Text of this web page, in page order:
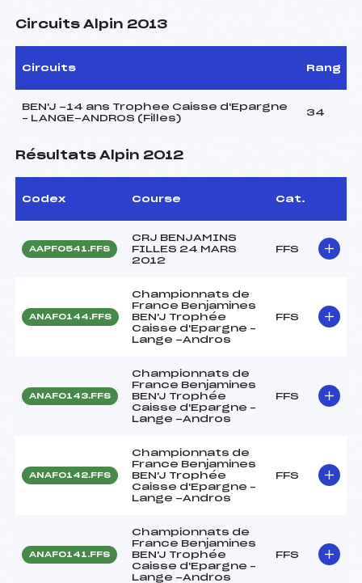
Circuits Alpin 2013
Circuits Rang
BEN'J -14 ans Trophee Caisse d'Epargne
– LANGE-ANDROS (Filles)
34
Résultats Alpin 2012
Codex Course Cat.
AAPF0541.FFS
CRJ BENJAMINS
FILLES 24 MARS
2012
FFS
ANAF0144.FFS
Championnats de
France Benjamines
BEN'J Trophée
Caisse d'Epargne –
Lange -Andros
FFS
ANAF0143.FFS
Championnats de
France Benjamines
BEN'J Trophée
Caisse d'Epargne –
Lange -Andros
FFS
ANAF0142.FFS
Championnats de
France Benjamines
BEN'J Trophée
Caisse d'Epargne –
Lange -Andros
FFS
ANAF0141.FFS
Championnats de
France Benjamines
BEN'J Trophée
Caisse d'Epargne –
Lange -Andros
FFS